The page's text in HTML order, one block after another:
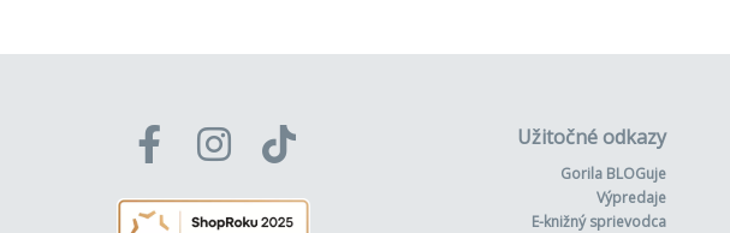
Užitočné odkazy
Gorila BLOGuje
Výpredaje
E-knižný sprievodca